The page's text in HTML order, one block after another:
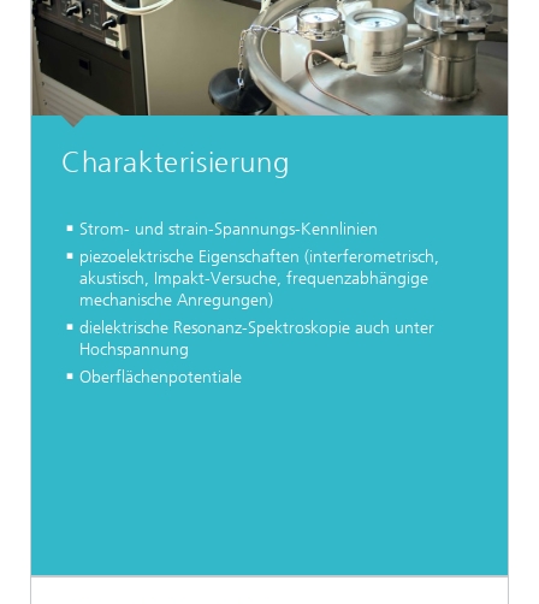
Charakterisierung
Strom- und strain-Spannungs-Kennlinien
piezoelektrische Eigenschaften (interferometrisch,
akustisch, Impakt-Versuche, frequenzabhängige
mechanische Anregungen)
dielektrische Resonanz-Spektroskopie auch unter
Hochspannung
Oberflächenpotentiale